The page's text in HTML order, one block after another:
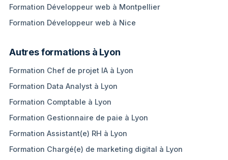
Formation Développeur web à Montpellier
Formation Développeur web à Nice
Autres formations à Lyon
Formation Chef de projet IA à Lyon
Formation Data Analyst à Lyon
Formation Comptable à Lyon
Formation Gestionnaire de paie à Lyon
Formation Assistant(e) RH à Lyon
Formation Chargé(e) de marketing digital à Lyon